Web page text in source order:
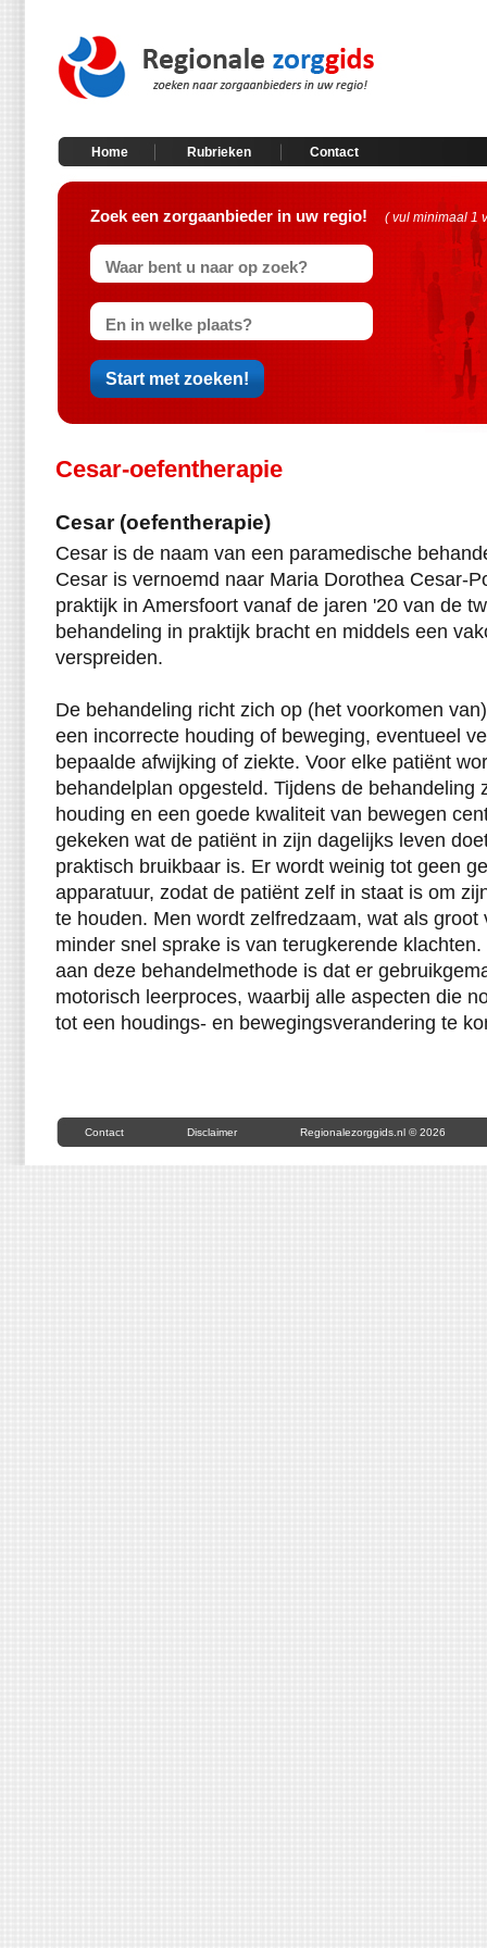
Home Rubrieken Contact
Zoek een zorgaanbieder in uw regio! ( vul minimaal 1
Cesar-oefentherapie
Cesar (oefentherapie)
Cesar is de naam van een paramedische
Cesar is vernoemd naar Maria Dorothea Cesar-
praktijk in Amersfoort vanaf de jaren '20 van de
behandeling in praktijk bracht en middels een
verspreiden.
De behandeling richt zich op (het voorkomen
een incorrecte houding of beweging, eventueel
bepaalde afwijking of ziekte. Voor elke patiënt
behandelplan opgesteld. Tijdens de behandeling
houding en een goede kwaliteit van bewegen
gekeken wat de patiënt in zijn dagelijks leven
praktisch bruikbaar is. Er wordt weinig tot geen
apparatuur, zodat de patiënt zelf in staat is om
te houden. Men wordt zelfredzaam, wat als groot
minder snel sprake is van terugkerende
aan deze behandelmethode is dat er
motorisch leerproces, waarbij alle aspecten die
tot een houdings- en bewegingsverandering te
Contact Disclaimer Regionalezorggids.nl © 2026